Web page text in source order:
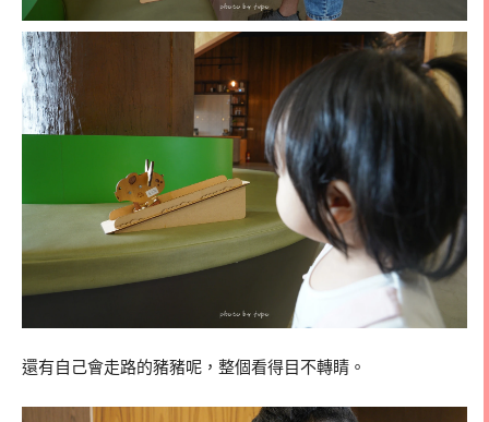
還有自己會走路的豬豬呢，整個看得目不轉睛。